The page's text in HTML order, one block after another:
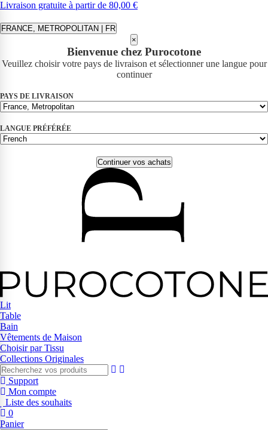
Livraison gratuite à partir de 80,00 €
FRANCE, METROPOLITAN | FR
×
Bienvenue chez Purocotone
Veuillez choisir votre pays de livraison et sélectionner une langue pour
continuer
PAYS DE LIVRAISON
LANGUE PRÉFÉRÉE
Continuer vos achats
Lit
Table
Bain
Vêtements de Maison
Choisir par Tissu
Collections Originales
Support
Mon compte
Liste des souhaits
0
Panier